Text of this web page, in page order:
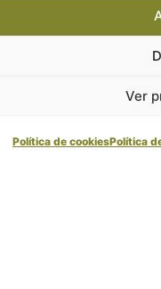
Ver
Política de cookiesPolítica